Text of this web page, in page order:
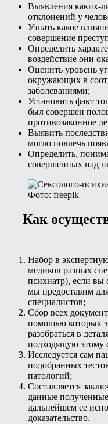
Выявления каких-
отклонений у
Узнать какое
совершение
Определить
воздействие они
Оценить уровень
окружающих в
заболеваниями;
Установить факт
был совершен
противозаконное
Выявить
могло повлечь
Определить,
совершенных над
Фото: freepik
Как
Набор в
медиков разных
психиатр), если вы
мы предоставим
специалистов;
Сбор всех
помощью которых
разобраться в
подходящую этому
Исследуется сам
подобранных
патологий;
Составляется
данные
дальнейшем ее
доказательство.